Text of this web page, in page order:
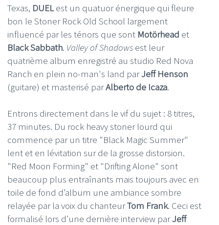
Texas, DUEL est un quatuor énergique qui fleure
bon le Stoner Rock Old School largement
influencé par les ténors que sont Motörhead et
Black Sabbath. Valley of Shadows est leur
quatrième album enregistré au studio Red Nova
Ranch en plein no-man's land parJeff Henson
(guitare) et masterisé parAlberto de Icaza.
Entrons directement dans le vif du sujet : 8 titres,
37 minutes. Du rock heavy stoner lourd qui
commence par un titre "Black Magic Summer"
lent et en lévitation sur de la grosse distorsion.
"Red Moon Forming" et "Drifting Alone" sont
beaucoup plus entraînants mais toujours avec en
toile de fond d’album une ambiance sombre
relayée par la voix du chanteurTom Frank. Ceci est
formalisé lors d’une dernière interview parJeff